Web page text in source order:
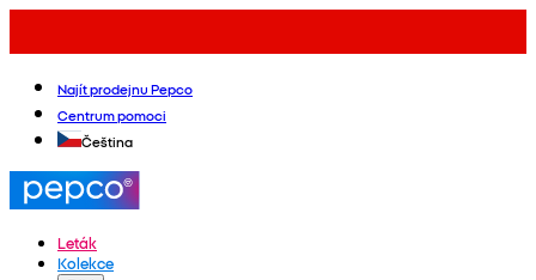
Najít prodejnu Pepco
Centrum pomoci
Čeština
Leták
Kolekce